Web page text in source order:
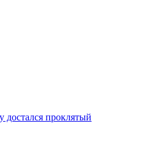
достался проклятый